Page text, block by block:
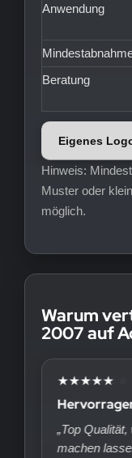
Anwendung
Beratung
Eigenes
Hinweis:
Muster oder
möglich.
Warum
2007 auf
★★★★★
„Top
machen